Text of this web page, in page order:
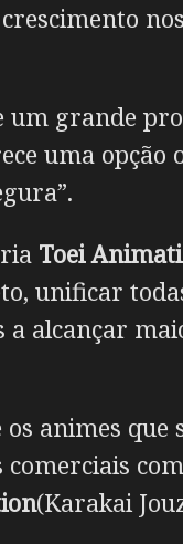
um grande
uma opção
Toei
unificar
alcançar
animes
(Karakai